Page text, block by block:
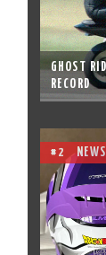
GHOST
RECORD
#2 NEWS